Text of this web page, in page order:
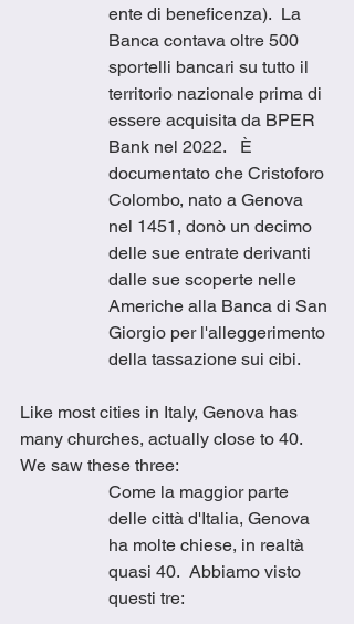
ente di beneficenza).  La
Banca contava oltre 500
sportelli bancari su tutto il
territorio nazionale prima di
essere acquisita da BPER
Bank nel 2022.   È
documentato che Cristoforo
Colombo, nato a Genova
nel 1451, donò un decimo
delle sue entrate derivanti
dalle sue scoperte nelle
Americhe alla Banca di San
Giorgio per l'alleggerimento
della tassazione sui cibi.
Like most cities in Italy, Genova has
many churches, actually close to 40.
We saw these three:
Come la maggior parte
delle città d'Italia, Genova
ha molte chiese, in realtà
quasi 40.  Abbiamo visto
questi tre: